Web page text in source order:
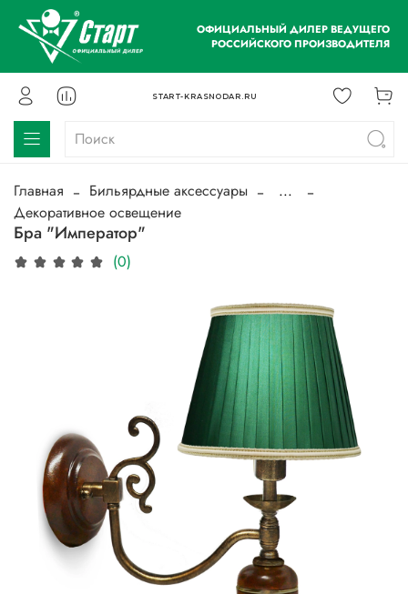
ОФИЦИАЛЬНЫЙ ДИЛЕР ВЕДУЩЕГО
РОССИЙСКОГО ПРОИЗВОДИТЕЛЯ
START-KRASNODAR.RU
Главная Бильярдные аксессуары
...
Декоративное освещение
Бра "Император"
(0)